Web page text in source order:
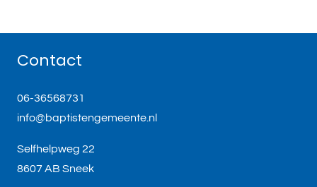
Contact
06-36568731
info@baptistengemeente.nl
Selfhelpweg 22
8607 AB Sneek